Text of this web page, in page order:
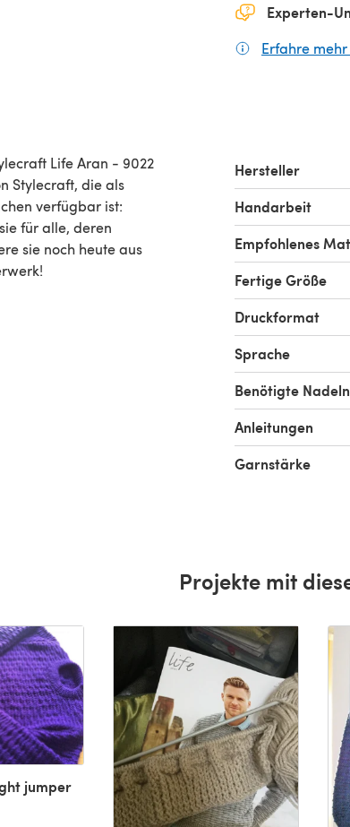
Experten-
Erfahre
Life Aran - 9022
verfügbar ist:
für alle, deren
Hersteller
Handarbeit
Empfohlenes
Fertige Größe
Druckformat
Sprache
Benötigte Nadeln
Anleitungen
Garnstärke
Projekte mit
jumper